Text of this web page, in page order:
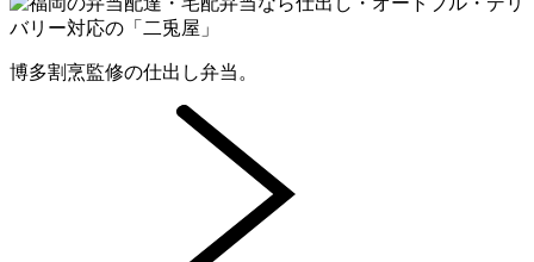
博多割烹監修の仕出し弁当。